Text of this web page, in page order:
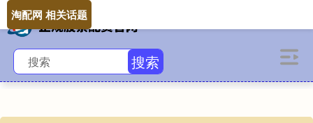
搜索
淘配网 相关话题